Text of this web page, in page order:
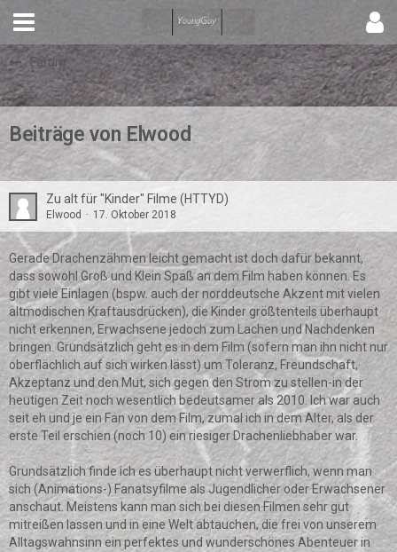
Forum
Beiträge von Elwood
Zu alt für "Kinder" Filme (HTTYD)
Elwood 17. Oktober 2018
Gerade Drachenzähmen leicht gemacht ist doch dafür bekannt,
dass sowohl Groß und Klein Spaß an dem Film haben können. Es
gibt viele Einlagen (bspw. auch der norddeutsche Akzent mit vielen
altmodischen Kraftausdrücken), die Kinder größtenteils überhaupt
nicht erkennen, Erwachsene jedoch zum Lachen und Nachdenken
bringen. Grundsätzlich geht es in dem Film (sofern man ihn nicht nur
oberflächlich auf sich wirken lässt) um Toleranz, Freundschaft,
Akzeptanz und den Mut, sich gegen den Strom zu stellen-in der
heutigen Zeit noch wesentlich bedeutsamer als 2010. Ich war auch
seit eh und je ein Fan von dem Film, zumal ich in dem Alter, als der
erste Teil erschien (noch 10) ein riesiger Drachenliebhaber war.
Grundsätzlich finde ich es überhaupt nicht verwerflich, wenn man
sich (Animations-) Fanatsyfilme als Jugendlicher oder Erwachsener
anschaut. Meistens kann man sich bei diesen Filmen sehr gut
mitreißen lassen und in eine Welt abtauchen, die frei von unserem
Alltagswahnsinn ein perfektes und wunderschönes Abenteuer in